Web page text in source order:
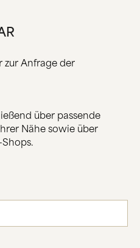
zur Anfrage der
über passende
Nähe sowie über